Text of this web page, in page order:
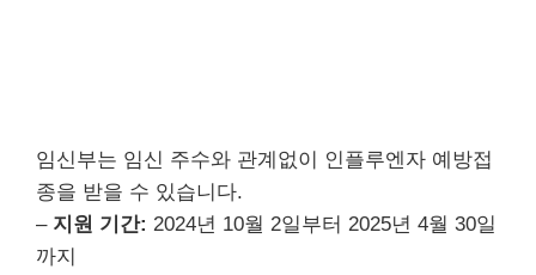
임신부는 임신 주수와 관계없이 인플루엔자 예방접
종을 받을 수 있습니다.
– 지원 기간: 2024년 10월 2일부터 2025년 4월 30일
까지